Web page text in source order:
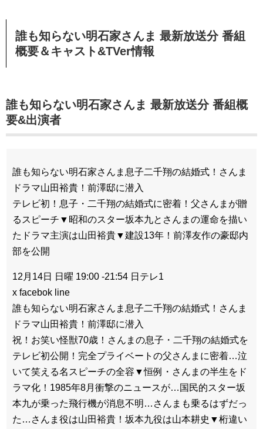
誰も知らない明石家さんま 最新放送分 番組
概要＆キャスト&TVer情報
誰も知らない明石家さんま 最新放送分 番組概
要&出演者
誰も知らない明石家さんま息子二千翔の結婚式！さんま
ドラマ山田裕貴！前澤邸に潜入
テレビ初！息子・二千翔の結婚式に密着！父さんまが贈
るスピーチ▼昭和のスター坂本九とさんまの運命を描い
たドラマ主演は山田裕貴▼建設13年！前澤友作の豪邸内
部を公開
12月14日 日曜 19:00 -21:54 日テレ1
x facebok line
誰も知らない明石家さんま息子二千翔の結婚式！さんま
ドラマ山田裕貴！前澤邸に潜入
祝！お笑い怪獣70歳！さんまの息子・二千翔の結婚式を
テレビ初公開！完全プライベートの父さんまに密着…泣
いて笑える名スピーチの全容▼恒例・さんまの半生をド
ラマ化！1985年8月衝撃のニュースが…国民的スター坂
本九が乗った飛行機が消息不明…さんまも乗るはずだっ
た…さんま役は山田裕貴！坂本九役は山本耕史▼桁違い